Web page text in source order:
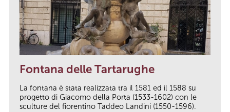
Fontana delle Tartarughe
La fontana è stata realizzata tra il 1581 ed il 1588 su
progetto di Giacomo della Porta (1533-1602) con le
sculture del fiorentino Taddeo Landini (1550-1596).